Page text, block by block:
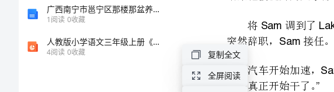
篇：
广西南宁市邕宁区那楼那盆养殖专业合作社介绍企业发展分析报告
1阅读 0收藏
人教版小学语文三年级上册《听听，秋的声音》PPT课件
4阅读 0收藏
复制全文
全屏阅读